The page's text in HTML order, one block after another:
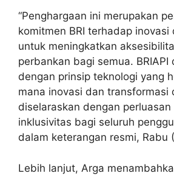
“Penghargaan ini merupakan
komitmen BRI terhadap
untuk meningkatkan
perbankan bagi semua. BRIAPI
dengan prinsip teknologi yang
mana inovasi dan transformasi
diselaraskan dengan perluasan
inklusivitas bagi seluruh
dalam keterangan resmi, Rabu
Lebih lanjut, Arga